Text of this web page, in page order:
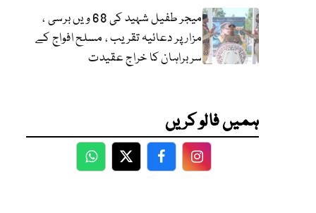
میجر طفیل شہید کی 68 ویں برسی ،
مزار پر دعائیہ تقریب ، مسلح افواج کے
سربراہان کا خراج عقیدت
ہمیں فالو کریں
WhatsApp
TwitterFacebookFacebook